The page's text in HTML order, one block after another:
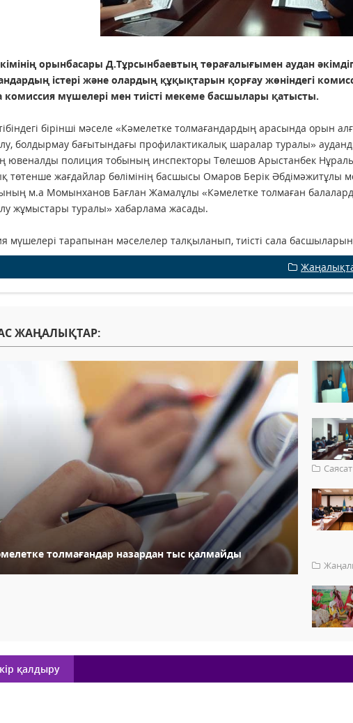
орынбасары Д.Тұрсынбаевтың төрағалығымен аудан
істері және олардың құқықтарын қорғау жөніндегі
мүшелері мен тиісті мекеме басшылары қатысты.
бірінші мәселе «Кәмелетке толмағандардың арасында орын
болдырмау бағытындағы профилактикалық шаралар туралы»
ювеналды полиция тобының инспекторы Төлешов Арыстанбек
төтенше жағдайлар бөлімінің басшысы Омаров Берік Әбдімәжитұлы
м.а Момынханов Бағлан Жамалұлы «Кәмелетке толмаған балалардың
жұмыстары туралы» хабарлама жасады.
мүшелері тарапынан мәселелер талқыланып, тиісті сала
ЖАҢАЛЫҚТАР:
толмағандар назардан тыс қалмайды
Саясат
қалдыру